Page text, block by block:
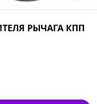
РЫЧАГА КПП